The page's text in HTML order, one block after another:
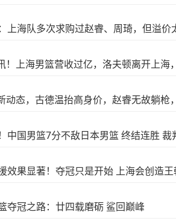
上海队多次求购过赵睿、周琦，但溢价
！上海男篮营收过亿，洛夫顿离开上
动态，古德温抬高身价，赵睿无故躺枪
中国男篮7分不敌日本男篮 终结连胜 裁
效果显著！夺冠只是开始 上海会创造王
夺冠之路：廿四载磨砺 鲨回巅峰